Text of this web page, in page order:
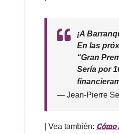
¡A
En las
“Gran
Sería por
— Jean-Pierre
| Vea también: